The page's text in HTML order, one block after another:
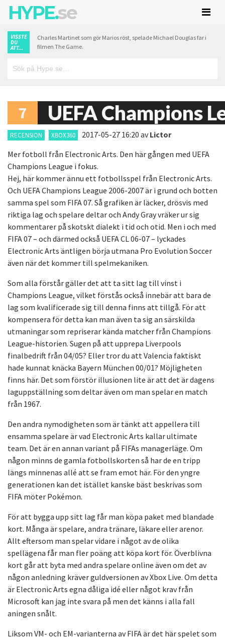
HYPE.se
VISSTE
DU
ATT...
Charles Martinet som gör Marios röst, spelade Michael Douglas far i
filmen The Game.
7 UEFA Champions
RECENSION XBOX360 2017-05-27 16:20 avLictor
Mer fotboll från Electronic Arts. Den här gången med UEFA
Champions League i fokus.
Hej, här kommer ännu ett fotbollsspel från Electronic Arts.
Och UEFA Champions League 2006-2007 är i grund och botten
samma spel som FIFA 07. Så grafiken är läcker, drösvis med
riktiga lag och spelare deltar och Andy Gray vräker ur sig
kommentarer på skotskt dialekt i tid och otid. Men i och med
FIFA 07 – och därmed också UEFA CL 06-07 – lyckades
Electronic Arts äntligen börja utmana Pro Evolution Soccer
även när det kommer till spelmekaniken.
Som alla förstår gäller det att ta sitt lag till vinst i
Champions League, vilket förstås också innebär att bara de
lag som kvalificerade sig till denna finns att tillgå. För att
kompensera för detta kan man även ta sig an särskilda
utmaningar som repriserar kända matcher från Champions
League-historien. Sugen på att upprepa Liverpools
finalbedrift från 04/05? Eller tror du att Valencia faktiskt
hade kunnat knäcka Bayern München 00/01? Möjligheten
finns här. Det som förstör illusionen lite är att det är dagens
laguppställning som deltar även om man spelar en match
från 1967.
Den andra nymodigheten som är tänkt att appellera till
ensamma spelare är vad Electronic Arts kallar ultimate
team. Det är en annan variant på FIFAs managerläge. Om
någon minns de gamla fotbollskorten så har de en tripp
längs minnenas allé att se fram emot här. För den yngre
generationen kan det istället kanske bäst beskrivas som
FIFA möter Pokémon.
För att bygga upp sitt lag får man köpa paket med blandade
kort. Många är spelare, andra tränare, läkare eller arenor.
Allt eftersom man spelar vidare i något av de olika
spellägena får man fler poäng att köpa kort för. Överblivna
kort går att byta med andra spelare online även om det av
någon anledning kräver guldversionen av Xbox Live. Om detta
är Electronic Arts egna dåliga idé eller något krav från
Microsoft kan jag inte svara på men det känns i alla fall
aningen snålt.
Liksom VM- och EM-varianterna av FIFA är det här spelet som